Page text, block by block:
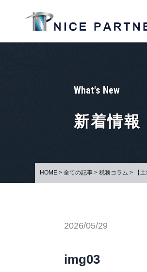
What's New
新着情報
HOME > 全ての記事 > 税務コラム > 【
2026/05/29
img03